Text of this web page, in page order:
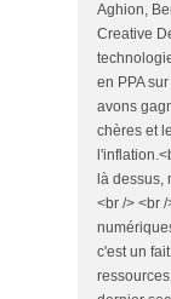
Aghion,
Creative
en PPA
avons
chères et
là dessus,
<br /> <br
c'est un